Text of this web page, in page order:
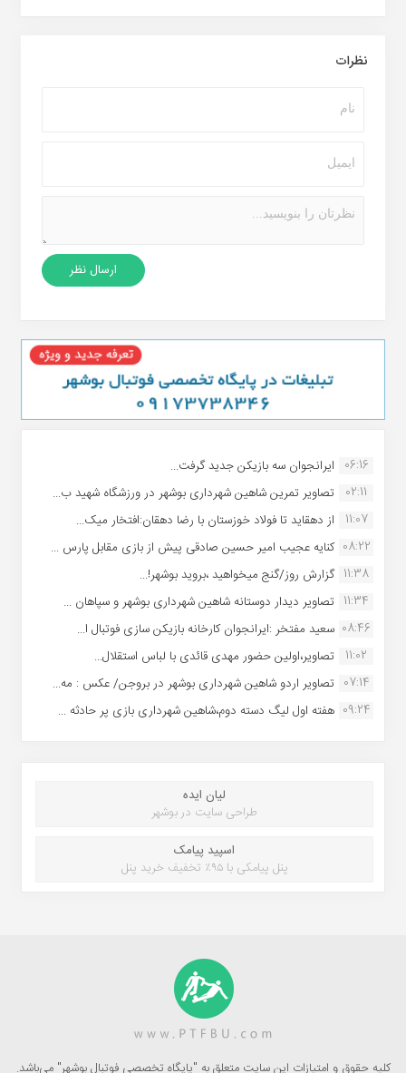
نظرات
06:16 ایرانجوان سه بازیکن جدید گرفت...
02:11
تصاویر تمرین شاهین شهردارى بوشهر در ورزشگاه شهید ب...
11:07
از دهقاید تا فولاد خوزستان با رضا دهقان:افتخار میک...
08:22 کنایه عجیب امیر حسین صادقی پیش از بازی مقابل پارس ...
11:38 گزارش روز/گنج میخواهید ،بروید بوشهر!...
11:34 تصاویر دیدار دوستانه شاهین شهردارى بوشهر و سپاهان ...
08:46 سعید مفتخر :ایرانجوان کارخانه بازیکن سازی فوتبال ا...
11:02
تصاویر،اولین حضور مهدی قائدی با لباس استقلال...
07:14 تصاویر اردو شاهین شهرداری بوشهر در بروجن/ عکس : مه...
09:24 هفته اول لیگ دسته دوم،شاهین شهرداری بازی پر حادثه ...
لیان ایده
طراحی سایت در بوشهر
اسپید پیامک
پنل پیامکی با ۹۵٪ تخفیف خرید پنل
کلیه حقوق و امتیازات این سایت متعلق به "پایگاه تخصصی فوتبال بوشهر" می‌باشد.